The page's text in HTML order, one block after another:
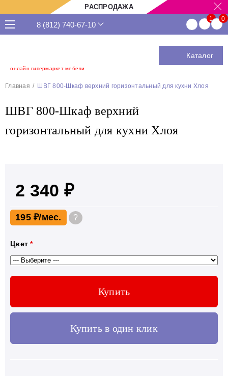
РАСПРОДАЖА
онлайн гипермаркет мебели
8 (812) 740-67-10
Каталог
Главная ШВГ 800-Шкаф верхний горизонтальный для кухни Хлоя
ШВГ 800-Шкаф верхний
горизонтальный для кухни Хлоя
2 340 ₽
195 ₽ ?
Цвет*
Купить
Купить в один клик